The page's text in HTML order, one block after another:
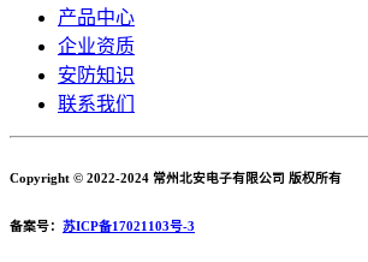
产品中心
企业资质
安防知识
联系我们
Copyright © 2022-2024 常州北安电子有限公司 版权所有
备案号： 苏ICP备17021103号-3